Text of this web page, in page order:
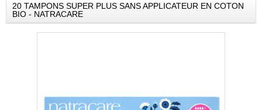
20 TAMPONS SUPER PLUS SANS APPLICATEUR EN COTON
BIO - NATRACARE